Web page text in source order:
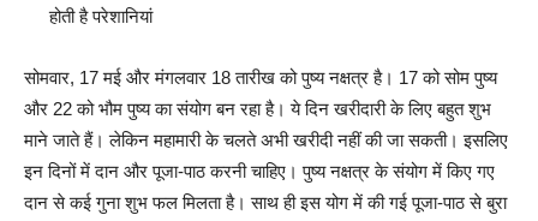
होती है परेशानियां
सोमवार, 17 मई और मंगलवार 18 तारीख को पुष्य नक्षत्र है। 17 को सोम पुष्य
और 22 को भौम पुष्य का संयोग बन रहा है। ये दिन खरीदारी के लिए बहुत शुभ
माने जाते हैं। लेकिन महामारी के चलते अभी खरीदी नहीं की जा सकती। इसलिए
इन दिनों में दान और पूजा-पाठ करनी चाहिए। पुष्य नक्षत्र के संयोग में किए गए
दान से कई गुना शुभ फल मिलता है। साथ ही इस योग में की गई पूजा-पाठ से बुरा